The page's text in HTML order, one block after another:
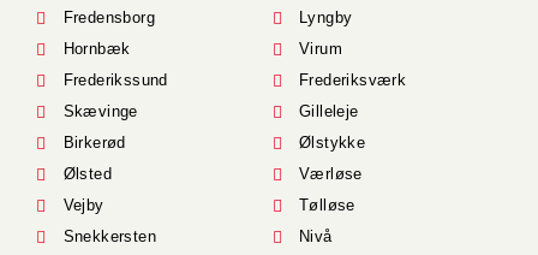
Fredensborg
Lyngby
Hornbæk
Virum
Frederikssund
Frederiksværk
Skævinge
Gilleleje
Birkerød
Ølstykke
Ølsted
Værløse
Vejby
Tølløse
Snekkersten
Nivå